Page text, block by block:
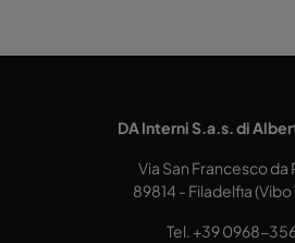
DA Interni S.a.s. di
Via San Francesco da
89814 - Filadelfia (Vibo
Tel.+39 0968-